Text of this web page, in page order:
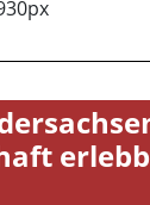
Der Tag der
voller Erfolg.